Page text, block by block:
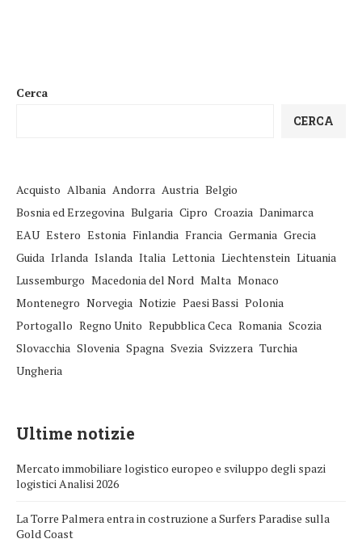
Cerca
CERCA
Acquisto Albania Andorra Austria Belgio
Bosnia ed Erzegovina Bulgaria Cipro Croazia Danimarca
EAU Estero Estonia Finlandia Francia Germania Grecia
Guida Irlanda Islanda Italia Lettonia Liechtenstein Lituania
Lussemburgo Macedonia del Nord Malta Monaco
Montenegro Norvegia Notizie Paesi Bassi Polonia
Portogallo Regno Unito Repubblica Ceca Romania Scozia
Slovacchia Slovenia Spagna Svezia Svizzera Turchia
Ungheria
Ultime notizie
Mercato immobiliare logistico europeo e sviluppo degli spazi
logistici Analisi 2026
La Torre Palmera entra in costruzione a Surfers Paradise sulla
Gold Coast